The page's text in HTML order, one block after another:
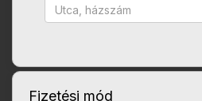
Fizetési mód